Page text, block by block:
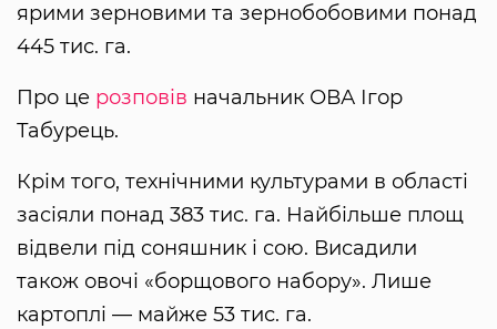
ярими зерновими та зернобобовими понад
445 тис. га.
Про це розповів начальник ОВА Ігор
Табурець.
Крім того, технічними культурами в області
засіяли понад 383 тис. га. Найбільше площ
відвели під соняшник і сою. Висадили
також овочі «борщового набору». Лише
картоплі — майже 53 тис. га.